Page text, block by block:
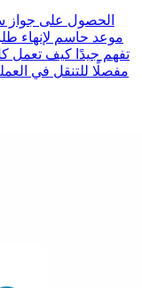
موعد حاسم لإنهاء
تفهم جيدًا كيف تعمل
مفصلًا للتنقل في